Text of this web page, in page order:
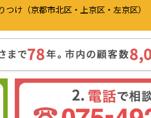
け（京都市北区・上京区・左京区）